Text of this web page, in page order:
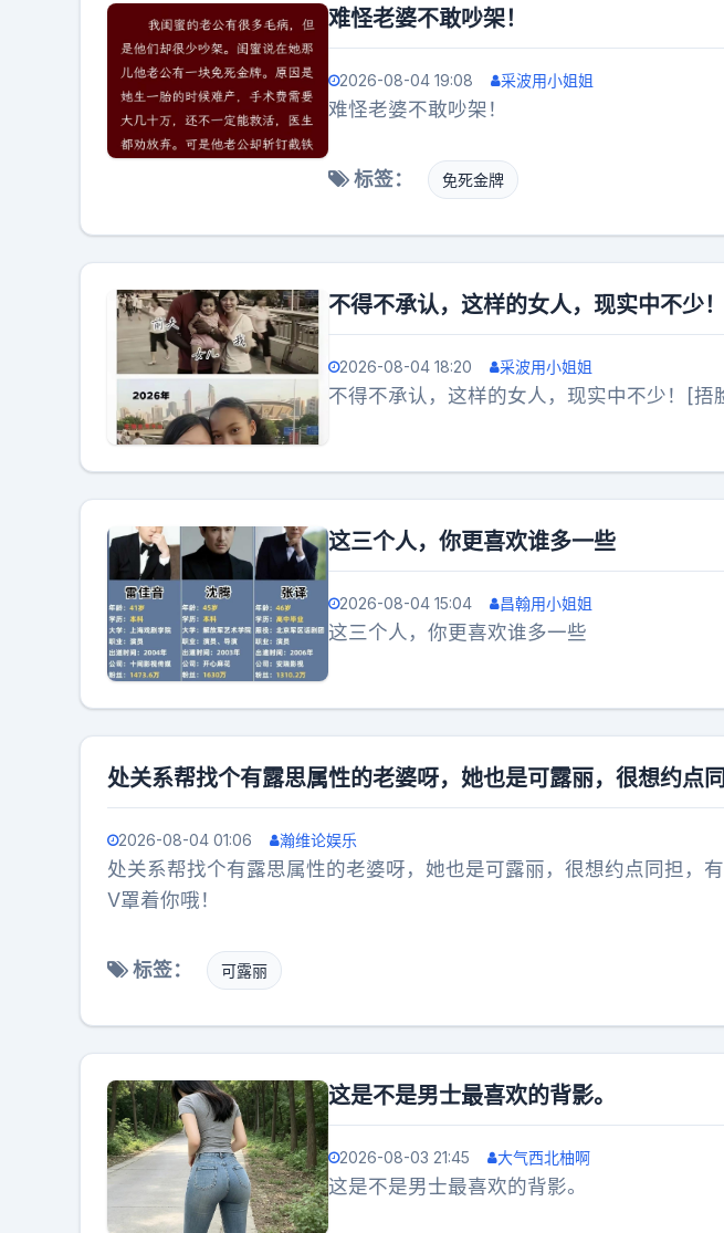
难怪老婆不敢吵架！
2026-08-04 19:08 采波用小姐姐
难怪老婆不敢吵架！
标签： 免死金牌
不得不承认，这样的女人，现实中不少
2026-08-04 18:20 采波用小姐姐
不得不承认，这样的女人，现实中不少！[捂
这三个人，你更喜欢谁多一些
2026-08-04 15:04 昌翰用小姐姐
这三个人，你更喜欢谁多一些
处关系帮找个有露思属性的老婆呀，她也是可露丽，很想约点
2026-08-04 01:06 瀚维论娱乐
处关系帮找个有露思属性的老婆呀，她也是可露丽，很想约点同担，
V罩着你哦！
标签： 可露丽
这是不是男士最喜欢的背影。
2026-08-03 21:45 大气西北柚啊
这是不是男士最喜欢的背影。